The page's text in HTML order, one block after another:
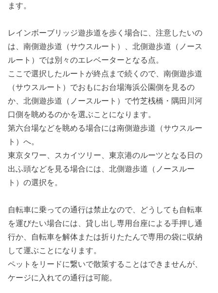
ます。
レインボーブリッジ遊歩道を歩く場合に、注意したいの
は、南側遊歩道（サウスルート）、北側遊歩道（ノース
ルート）では別々のエレベーターとなる点。
ここで選択したルートが終点まで続くので、南側遊歩道
（サウスルート）でおもにお台場海浜公園側を見るの
か、北側遊歩道（ノースルート）で竹芝桟橋・隅田川河
口側を眺めるのかを選ぶことになります。
第六台場などを眺める場合には南側遊歩道（サウスルー
ト）へ。
東京タワー、スカイツリー、東京港のルーツとなる日の
出ふ頭などを見る場合には、北側遊歩道（ノースルー
ト）の選択を。
自転車に乗っての通行は禁止なので、どうしても自転車
を運びたい場合には、貸し出し専用台座による手押し通
行か、自転車を解体または折りたたんで専用の袋に収納
して運ぶことになります。
ペットをリードに繋いで散策することはできませんが、
ケージに入れての通行は可能。